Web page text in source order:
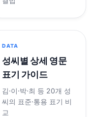
DATA
성씨별 상세 영문
표기 가이드
김·이·박·최 등 20개 성
씨의 표준·통용 표기 비
교